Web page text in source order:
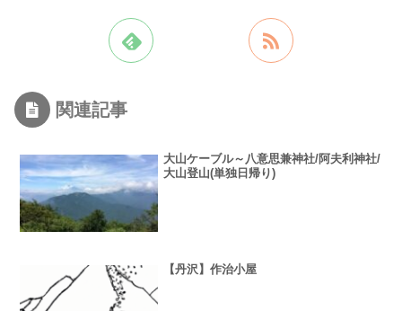
関連記事
大山ケーブル～八意思兼神社/阿夫利神社/
大山登山(単独日帰り)
【丹沢】作治小屋